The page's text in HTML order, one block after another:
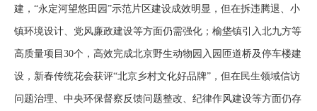
建，“永定河望悠田园”示范片区建设成效明显，但在拆违腾退、小
镇环境设计、党风廉政建设等方面仍需强化；榆垡镇引入北九方等
高质量项目30个，高效完成北京野生动物园入园匝道桥及停车楼建
设，新春传统花会获评“北京乡村文化好品牌”，但在民生领域信访
问题治理、中央环保督察反馈问题整改、纪律作风建设等方面仍存